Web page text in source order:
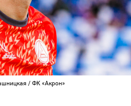
/ ФК «Акрон»